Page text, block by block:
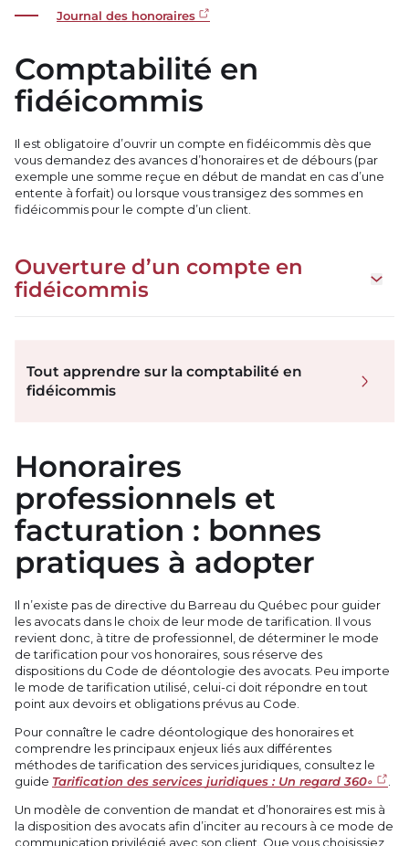
Journal des honoraires
Comptabilité en
fidéicommis
Il est obligatoire d’ouvrir un compte en fidéicommis dès que
vous demandez des avances d’honoraires et de débours (par
exemple une somme reçue en début de mandat en cas d’une
entente à forfait) ou lorsque vous transigez des sommes en
fidéicommis pour le compte d’un client.
Ouverture d’un compte en
fidéicommis
Open
Tout apprendre sur la comptabilité en
fidéicommis
Honoraires
professionnels et
facturation : bonnes
pratiques à adopter
Il n’existe pas de directive du Barreau du Québec pour guider
les avocats dans le choix de leur mode de tarification. Il vous
revient donc, à titre de professionnel, de déterminer le mode
de tarification pour vos honoraires, sous réserve des
dispositions du Code de déontologie des avocats. Peu importe
le mode de tarification utilisé, celui-ci doit répondre en tout
point aux devoirs et obligations prévus au Code.
Pour connaître le cadre déontologique des honoraires et
comprendre les principaux enjeux liés aux différentes
méthodes de tarification des services juridiques, consultez le
guide Tarification des services juridiques : Un regard 360◦
Un modèle de convention de mandat et d’honoraires est mis à
la disposition des avocats afin d’inciter au recours à ce mode de
communication privilégié avec son client. Que vous choisissiez